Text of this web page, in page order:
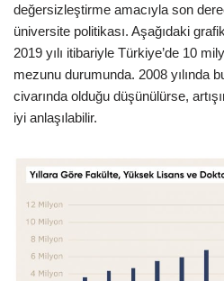
değersizleştirme amacıyla son
üniversite politikası. Aşağıdaki
2019 yılı itibariyle Türkiye’de 10
mezunu durumunda. 2008 yılında
civarında olduğu düşünülürse,
iyi anlaşılabilir.